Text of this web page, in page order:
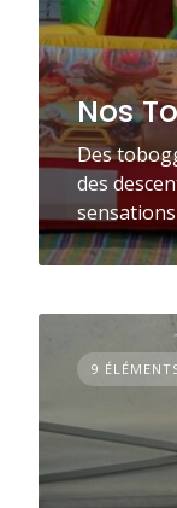
Nos
Des
des
9